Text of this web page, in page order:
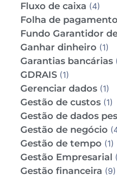
Fluxo de caixa (4)
Folha de pagamento
Fundo Garantidor
Ganhar dinheiro (1)
Garantias bancárias
GDRAIS (1)
Gerenciar dados (1)
Gestão de custos (1)
Gestão de dados
Gestão de negócio
Gestão de tempo (1)
Gestão Empresarial
Gestão financeira (9)